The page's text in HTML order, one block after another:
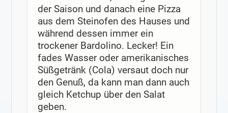
der Saison und danach eine Pizza
aus dem Steinofen des Hauses und
während dessen immer ein
trockener Bardolino. Lecker! Ein
fades Wasser oder amerikanisches
Süßgetränk (Cola) versaut doch nur
den Genuß, da kann man dann auch
gleich Ketchup über den Salat
geben.